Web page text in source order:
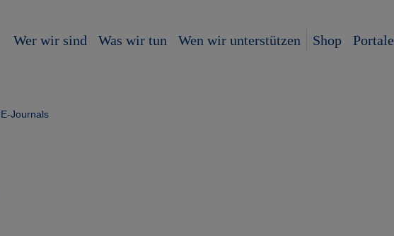
Wer wir sind Was wir tun Wen wir unterstützen Shop Portale
E-Journals